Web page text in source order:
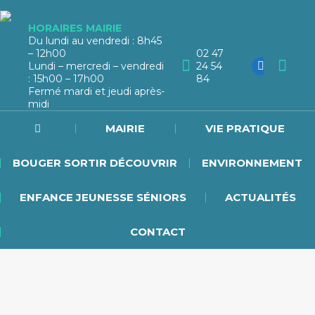
HORAIRES MAIRIE
Du lundi au vendredi : 8h45
– 12h00
Lundi – mercredi – vendredi
: 15h00 – 17h00
Fermé mardi et jeudi après-
midi
02 47
24 54
84
MAIRIE VIE PRATIQUE
BOUGER SORTIR DÉCOUVRIR ENVIRONNEMENT
ENFANCE JEUNESSE SÉNIORS ACTUALITÉS
CONTACT